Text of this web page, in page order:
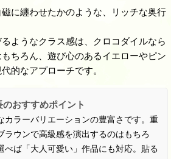
に纏わせたかのような、リッチな奥行
ようなクラス感は、クロコダイルなら
ちろん、遊び心のあるイエローやピン
的なアプローチです。
おすすめポイント
カラーバリエーションの豊富さです。重
ラウンで高級感を演出するのはもちろ
べば「大人可愛い」作品にも対応。貼る